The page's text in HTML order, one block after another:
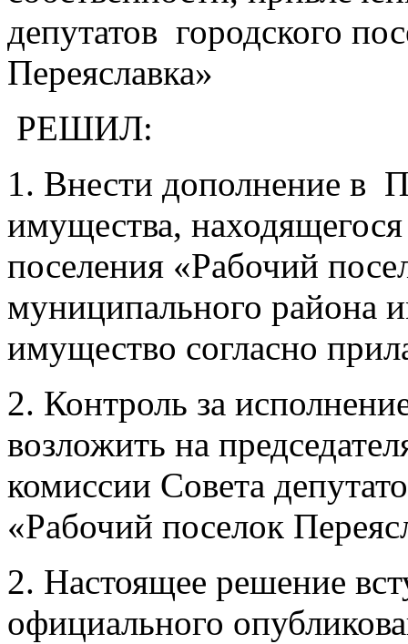
депутатов городского
Переяславка»
РЕШИЛ:
1. Внести дополнение в
имущества, находящегося
поселения «Рабочий
муниципального района
имущество согласно
2. Контроль за
возложить на
комиссии Совета
«Рабочий поселок
2. Настоящее решение
официального